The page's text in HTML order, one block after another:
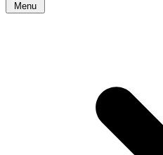
Menu